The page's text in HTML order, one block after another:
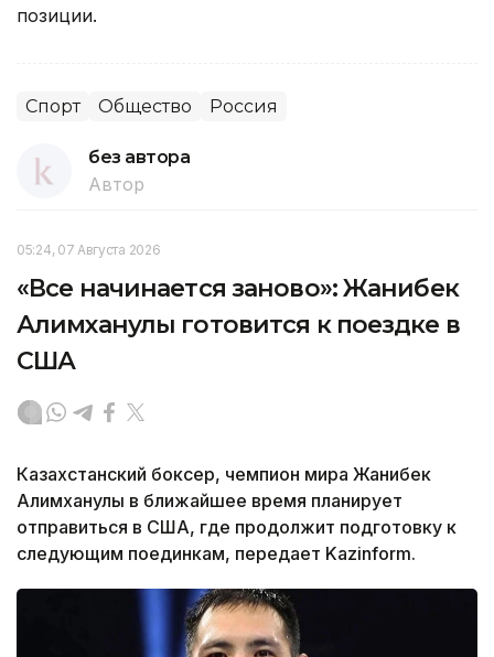
позиции.
Спорт Общество Россия
без автора
Автор
05:24, 07 Августа 2026
«Все начинается заново»: Жанибек
Алимханулы готовится к поездке в
США
Казахстанский боксер, чемпион мира Жанибек
Алимханулы в ближайшее время планирует
отправиться в США, где продолжит подготовку к
следующим поединкам, передает Kazinform.